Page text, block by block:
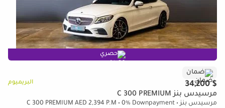
حصري
ضمان
$ 34,200 البريميوم
مرسيدس بنز C 300 PREMIUM
مرسيدس بنز C 300 PREMIUM AED 2,394 P.M • 0% Downpayment •